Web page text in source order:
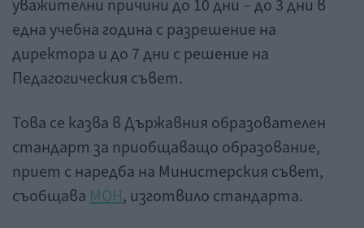
уважителни причини до 10 дни – до 3 дни в
една учебна година с разрешение на
директора и до 7 дни с решение на
Педагогическия съвет.
Това се казва в Държавния образователен
стандарт за приобщаващо образование,
приет с наредба на Министерския съвет,
съобщава МОН, изготвило стандарта.